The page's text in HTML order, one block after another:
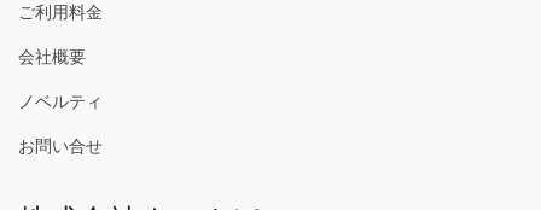
ご利用料金
会社概要
ノベルティ
お問い合せ